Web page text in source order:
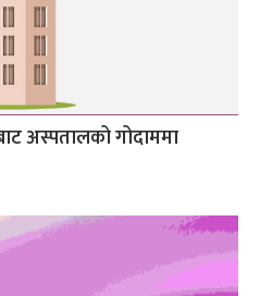
अस्पतालको गोदाममा